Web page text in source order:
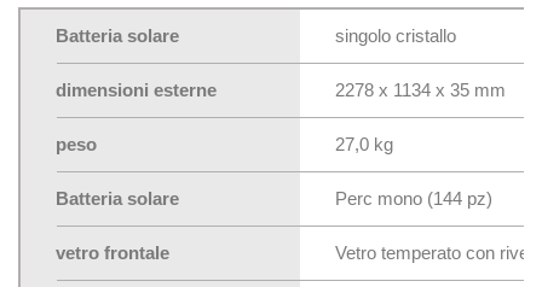
Batteria solare singolo cristallo
dimensioni esterne 2278 x 1134 x 35 mm
peso 27,0 kg
Batteria solare Perc mono (144 pz)
vetro frontale Vetro temperato con